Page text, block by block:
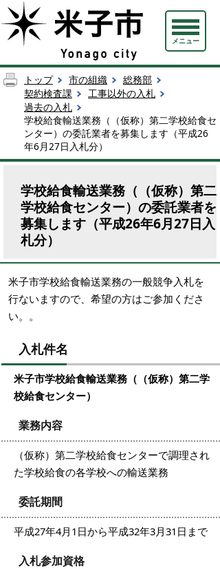
メニュー
トップ 市の組織
総務部
契約検査課
工事以外の入札
過去の入札
学校給食輸送業務（（仮称）第二学校給食セ
ンター）の委託業者を募集します（平成26
年6月27日入札分）
学校給食輸送業務（（仮称）第二
学校給食センター）の委託業者を
募集します（平成26年6月27日入
札分）
米子市学校給食輸送業務の一般競争入札を
行ないますので、希望の方はご参加くださ
い。。
入札件名
米子市学校給食輸送業務（（仮称）第二学
校給食センター）
業務内容
（仮称）第二学校給食センターで調理され
た学校給食の各学校への輸送業務
委託期間
平成27年4月1日から平成32年3月31日まで
入札参加資格